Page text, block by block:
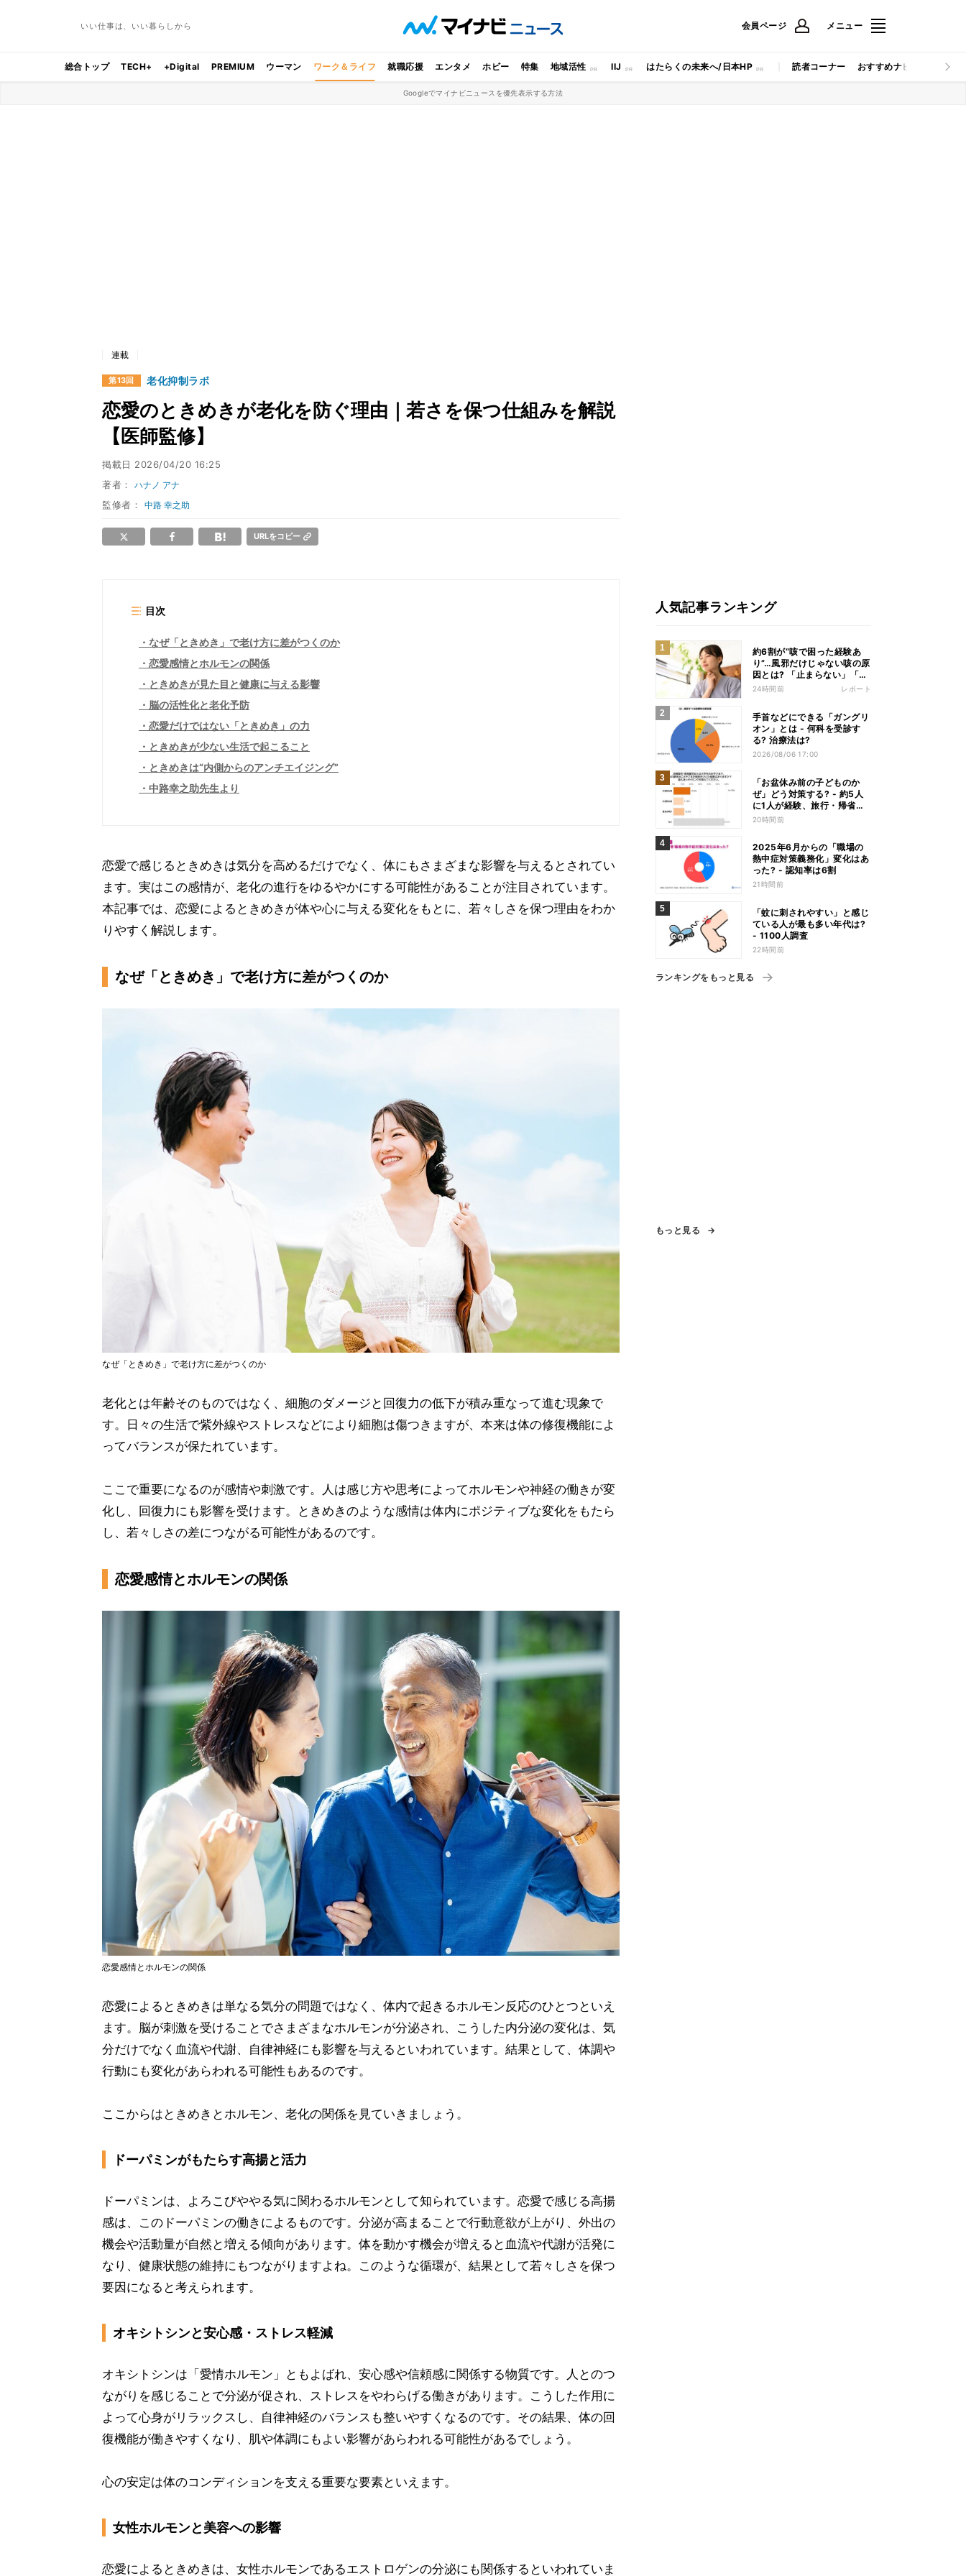
いい仕事は、いい暮らしから 会員ページ メニュー
総合トップ TECH+ +Digital PREMIUM ウーマン ワーク＆ライフ 就職応援 エンタメ ホビー 特集 地域活性 IIJ はたらくの未来へ/日本HP 読者コーナー おすすめナビ マイナビ
Googleでマイナビニュースを優先表示する方法
連載
第13回 老化抑制ラボ
恋愛のときめきが老化を防ぐ理由｜若さを保つ仕組みを解説
【医師監修】
掲載日 2026/04/20 16:25
著者：ハナノ アナ
監修者： 中路 幸之助
URLをコピー
目次
なぜ「ときめき」で老け方に差がつくのか
恋愛感情とホルモンの関係
ときめきが見た目と健康に与える影響
脳の活性化と老化予防
恋愛だけではない「ときめき」の力
ときめきが少ない生活で起こること
ときめきは“内側からのアンチエイジング”
中路幸之助先生より
恋愛で感じるときめきは気分を高めるだけでなく、体にもさまざまな影響を与えるとされてい
ます。実はこの感情が、老化の進行をゆるやかにする可能性があることが注目されています。
本記事では、恋愛によるときめきが体や心に与える変化をもとに、若々しさを保つ理由をわか
りやすく解説します。
なぜ「ときめき」で老け方に差がつくのか
なぜ「ときめき」で老け方に差がつくのか
老化とは年齢そのものではなく、細胞のダメージと回復力の低下が積み重なって進む現象で
す。日々の生活で紫外線やストレスなどにより細胞は傷つきますが、本来は体の修復機能によ
ってバランスが保たれています。
ここで重要になるのが感情や刺激です。人は感じ方や思考によってホルモンや神経の働きが変
化し、回復力にも影響を受けます。ときめきのような感情は体内にポジティブな変化をもたら
し、若々しさの差につながる可能性があるのです。
恋愛感情とホルモンの関係
恋愛感情とホルモンの関係
恋愛によるときめきは単なる気分の問題ではなく、体内で起きるホルモン反応のひとつといえ
ます。脳が刺激を受けることでさまざまなホルモンが分泌され、こうした内分泌の変化は、気
分だけでなく血流や代謝、自律神経にも影響を与えるといわれています。結果として、体調や
行動にも変化があらわれる可能性もあるのです。
ここからはときめきとホルモン、老化の関係を見ていきましょう。
ドーパミンがもたらす高揚と活力
ドーパミンは、よろこびややる気に関わるホルモンとして知られています。恋愛で感じる高揚
感は、このドーパミンの働きによるものです。分泌が高まることで行動意欲が上がり、外出の
機会や活動量が自然と増える傾向があります。体を動かす機会が増えると血流や代謝が活発に
なり、健康状態の維持にもつながりますよね。このような循環が、結果として若々しさを保つ
要因になると考えられます。
オキシトシンと安心感・ストレス軽減
オキシトシンは「愛情ホルモン」ともよばれ、安心感や信頼感に関係する物質です。人とのつ
ながりを感じることで分泌が促され、ストレスをやわらげる働きがあります。こうした作用に
よって心身がリラックスし、自律神経のバランスも整いやすくなるのです。その結果、体の回
復機能が働きやすくなり、肌や体調にもよい影響があらわれる可能性があるでしょう。
心の安定は体のコンディションを支える重要な要素といえます。
女性ホルモンと美容への影響
恋愛によるときめきは、女性ホルモンであるエストロゲンの分泌にも関係するといわれていま
人気記事ランキング
約6割が“咳で困った経験あ
り”…風邪だけじゃない咳の原
因とは? 「止まらない」「眠
れない」悩みを医師が解説
24時間前 レポート
手首などにできる「ガングリ
オン」とは - 何科を受診す
る? 治療法は?
2026/08/06 17:00
「お盆休み前の子どものか
ぜ」どう対策する? - 約5人
に1人が経験、旅行・帰省へ
の影響も
20時間前
2025年6月からの「職場の
熱中症対策義務化」変化はあ
った? - 認知率は6割
21時間前
「蚊に刺されやすい」と感じ
ている人が最も多い年代は?
- 1100人調査
22時間前
ランキングをもっと見る
もっと見る